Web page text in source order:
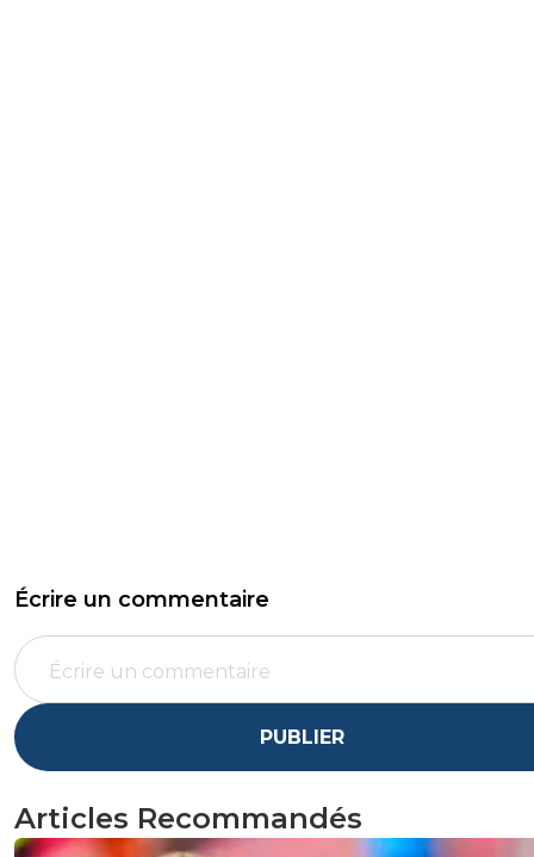
Écrire un commentaire
PUBLIER
Articles Recommandés